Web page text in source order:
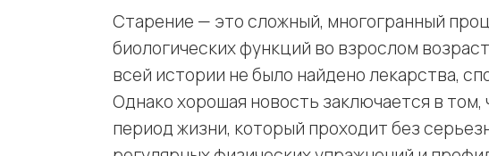
Старение — это сложный, многогранный
биологических функций во взрослом
всей истории не было найдено лекарства,
Однако хорошая новость заключается в
период жизни, который проходит без